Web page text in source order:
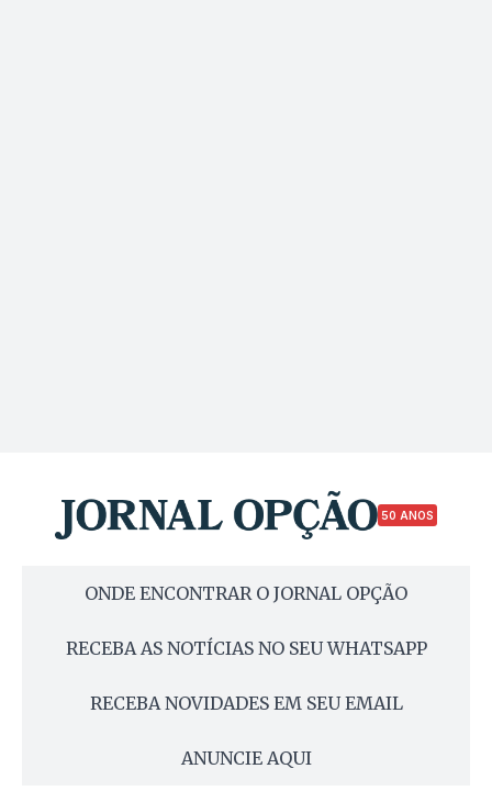
50 ANOS
ONDE ENCONTRAR O JORNAL OPÇÃO
RECEBA AS NOTÍCIAS NO SEU WHATSAPP
RECEBA NOVIDADES EM SEU EMAIL
ANUNCIE AQUI